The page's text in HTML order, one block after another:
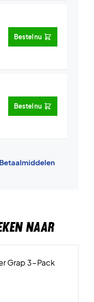
Bestel nu
Bestel nu
Betaalmiddelen
NAAR